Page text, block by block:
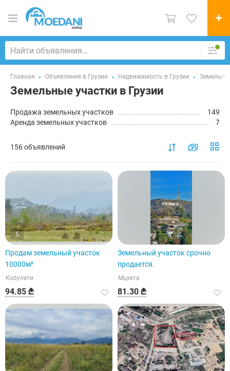
Главная Объявления в Грузии Недвижимость в Грузии
Земельные участки в Грузии
Продажа земельных участков
149
Аренда земельных участков
7
156 объявлений
5
Продам земельный участок
10000м²
Кобулети
94.85 ₾
Земельный участок срочно
продается.
Мцхета
81.30 ₾